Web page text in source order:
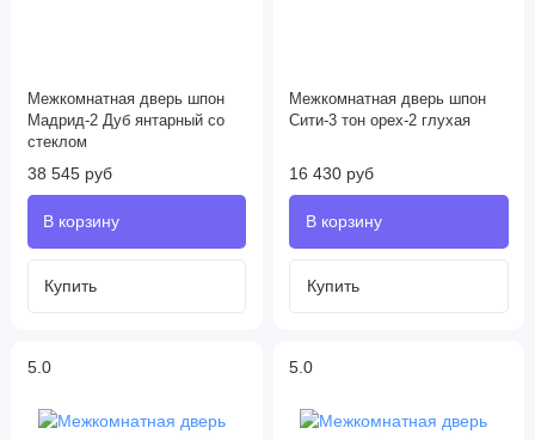
Межкомнатная дверь шпон
Мадрид-2 Дуб янтарный со
стеклом
38 545 руб
Межкомнатная дверь шпон
Сити-3 тон орех-2 глухая
16 430 руб
5.0 5.0